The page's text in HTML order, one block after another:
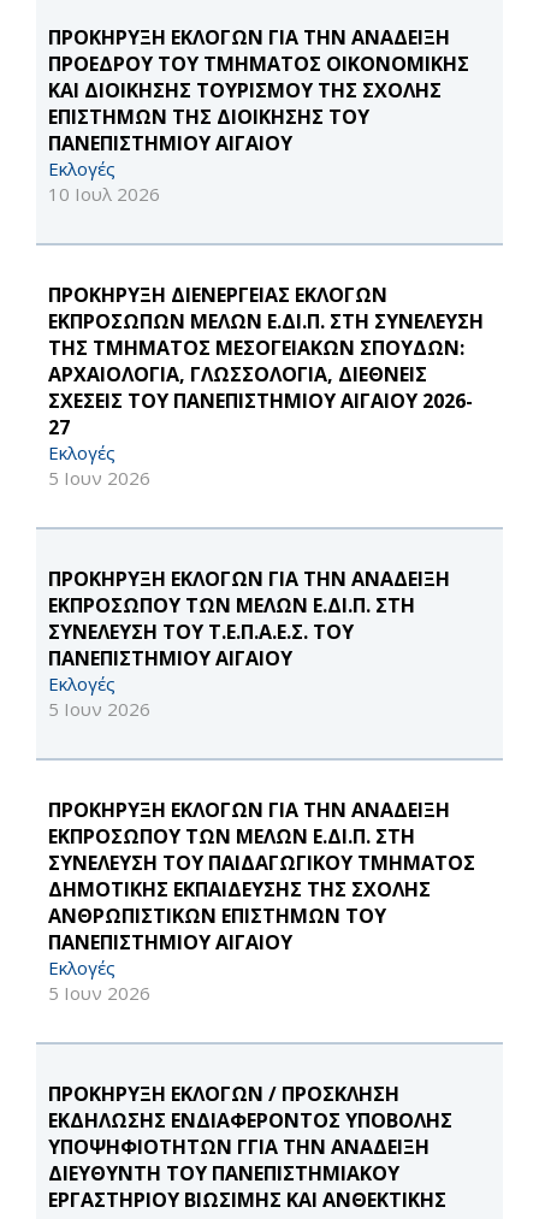
ΠΡΟΚΗΡΥΞΗ ΕΚΛΟΓΩΝ ΓΙΑ ΤΗΝ ΑΝΑΔΕΙΞΗ
ΠΡΟΕΔΡΟΥ ΤΟΥ ΤΜΗΜΑΤΟΣ ΟΙΚΟΝΟΜΙΚΗΣ
ΚΑΙ ΔΙΟΙΚΗΣΗΣ ΤΟΥΡΙΣΜΟΥ ΤΗΣ ΣΧΟΛΗΣ
ΕΠΙΣΤΗΜΩΝ ΤΗΣ ΔΙΟΙΚΗΣΗΣ ΤΟΥ
ΠΑΝΕΠΙΣΤΗΜΙΟΥ ΑΙΓΑΙΟΥ
Εκλογές
10 Ιουλ 2026
ΠΡΟΚΗΡΥΞΗ ΔΙΕΝΕΡΓΕΙΑΣ ΕΚΛΟΓΩΝ
ΕΚΠΡΟΣΩΠΩΝ ΜΕΛΩΝ Ε.ΔΙ.Π. ΣΤΗ ΣΥΝΕΛΕΥΣΗ
ΤΗΣ ΤΜΗΜΑΤΟΣ ΜΕΣΟΓΕΙΑΚΩΝ ΣΠΟΥΔΩΝ:
ΑΡΧΑΙΟΛΟΓΙΑ, ΓΛΩΣΣΟΛΟΓΙΑ, ΔΙΕΘΝΕΙΣ
ΣΧΕΣΕΙΣ ΤΟΥ ΠΑΝΕΠΙΣΤΗΜΙΟΥ ΑΙΓΑΙΟΥ 2026-
27
Εκλογές
5 Ιουν 2026
ΠΡΟΚΗΡΥΞΗ ΕΚΛΟΓΩΝ ΓΙΑ ΤΗΝ ΑΝΑΔΕΙΞΗ
ΕΚΠΡΟΣΩΠΟΥ ΤΩΝ ΜΕΛΩΝ Ε.ΔΙ.Π. ΣΤΗ
ΣΥΝΕΛΕΥΣΗ ΤΟΥ Τ.Ε.Π.Α.Ε.Σ. ΤΟΥ
ΠΑΝΕΠΙΣΤΗΜΙΟΥ ΑΙΓΑΙΟΥ
Εκλογές
5 Ιουν 2026
ΠΡΟΚΗΡΥΞΗ ΕΚΛΟΓΩΝ ΓΙΑ ΤΗΝ ΑΝΑΔΕΙΞΗ
ΕΚΠΡΟΣΩΠΟΥ ΤΩΝ ΜΕΛΩΝ Ε.ΔΙ.Π. ΣΤΗ
ΣΥΝΕΛΕΥΣΗ ΤΟΥ ΠΑΙΔΑΓΩΓΙΚΟΥ ΤΜΗΜΑΤΟΣ
ΔΗΜΟΤΙΚΗΣ ΕΚΠΑΙΔΕΥΣΗΣ ΤΗΣ ΣΧΟΛΗΣ
ΑΝΘΡΩΠΙΣΤΙΚΩΝ ΕΠΙΣΤΗΜΩΝ ΤΟΥ
ΠΑΝΕΠΙΣΤΗΜΙΟΥ ΑΙΓΑΙΟΥ
Εκλογές
5 Ιουν 2026
ΠΡΟΚΗΡΥΞΗ ΕΚΛΟΓΩΝ / ΠΡΟΣΚΛΗΣΗ
ΕΚΔΗΛΩΣΗΣ ΕΝΔΙΑΦΕΡΟΝΤΟΣ ΥΠΟΒΟΛΗΣ
ΥΠΟΨΗΦΙΟΤΗΤΩΝ ΓΓΙΑ ΤΗΝ ΑΝΑΔΕΙΞΗ
ΔΙΕΥΘΥΝΤΗ ΤΟΥ ΠΑΝΕΠΙΣΤΗΜΙΑΚΟΥ
ΕΡΓΑΣΤΗΡΙΟΥ ΒΙΩΣΙΜΗΣ ΚΑΙ ΑΝΘΕΚΤΙΚΗΣ